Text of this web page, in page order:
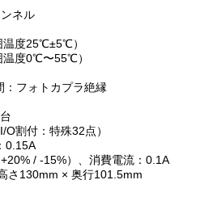
ネル
温度25℃±5℃）
温度0℃〜55℃）
：フォトカプラ絶縁
割付：特殊32点）
0.15A
/ -15%）、消費電流：0.1A
さ130mm × 奥行101.5mm